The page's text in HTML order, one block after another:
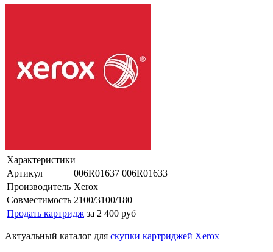
Характеристики
Артикул
006R01637 006R01633
Производитель Xerox
Совместимость 2100/3100/180
Продать картридж за 2 400 руб
Актуальный каталог для скупки картриджей Xerox